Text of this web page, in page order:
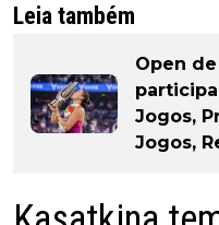
Leia também
Open
Jogos,
Jogos,